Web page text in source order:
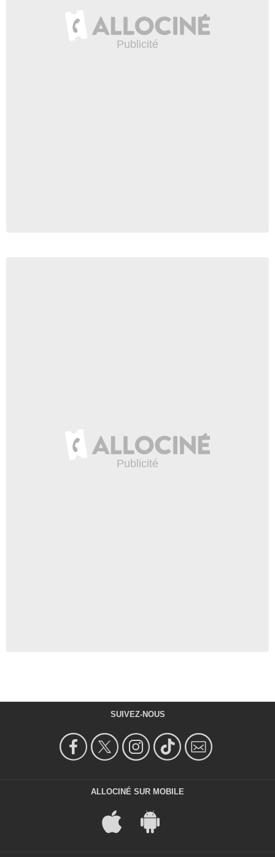
SUIVEZ-NOUS
ALLOCINÉ SUR MOBILE